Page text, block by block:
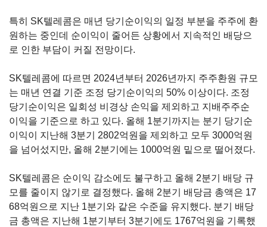
특히 SK텔레콤은 매년 당기순이익의 일정 부분을 주주에 환
원하는 중인데 순이익이 줄어든 상황에서 지속적인 배당으
로 인한 부담이 커질 전망이다.
SK텔레콤에 따르면 2024년부터 2026년까지 주주환원 규모
는 매년 연결 기준 조정 당기순이익의 50% 이상이다. 조정
당기순이익은 일회성 비경상 손익을 제외하고 지배주주순
이익을 기준으로 하고 있다. 올해 1분기까지는 분기 당기순
이익이 지난해 3분기 2802억원을 제외하고 모두 3000억원
을 넘어섰지만, 올해 2분기에는 1000억원 밑으로 떨어졌다.
SK텔레콤은 순이익 감소에도 불구하고 올해 2분기 배당 규
모를 줄이지 않기로 결정했다. 올해 2분기 배당금 총액은 17
68억원으로 지난 1분기와 같은 수준을 유지했다. 분기 배당
금 총액은 지난해 1분기부터 3분기에도 1767억원을 기록했